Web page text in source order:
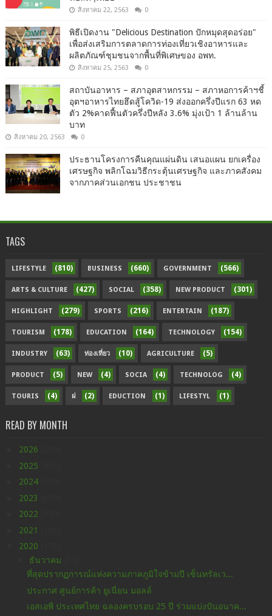
สิงหาคม 22, 2563 0
พิธีเปิดงาน "Delicious Destination ปักหมุดสุดอร่อย"
เพื่อส่งเสริมการตลาดการท่องเที่ยวเชิงอาหารและ
ผลิตภัณฑ์ชุมชนจากพื้นที่พิเศษของ อพท.
สิงหาคม 25, 2563 0
สถาบันอาหาร – สภาอุตสาหกรรม – สภาหอการค้าฯชี้
อุตฯอาหารไทยฮึดสู้โควิด-19 ส่งออกครึ่งปีแรก 63 หด
ตัว 2%คาดฟื้นตัวครึ่งปีหลัง 3.6% มุ่งเป้า 1 ล้านล้าน
บาท
สิงหาคม 20, 2563 0
ประธานโครงการคืนคุณแผ่นดิน เสนอแผน ยกเครื่อง
เศรษฐกิจ พลิกโฉมวิธีกระตุ้นเศรษฐกิจ และภาคสังคม
จากภาคส่วนเอกชน ประชาชน
TAGS
LIFESTYLE (810) BUSINESS (660) GOVERNMENT (566)
ARTS & CULTURE (427) SOCIAL (358) NEW PRODUCT (301)
HIGHLIGHT (279) SPORTS (216) ENTERTAIN (187)
TOURISM (178) EDUCATION (164) TECHNOLOGY (154)
INDUSTRY (63) ท่องเที่ยว (10) AGRICULTURE (5)
PRODUCT (5) NEW (4) SOCIA (4) TECHNOLOG (4)
TOURIS (4) ฝ (2) EDUCTION (1) LIFESTYL (1)
READ BY MONTH
2026
2025
2024
2023
2022
2021
2020
ธันวาคม
ที่สุดปรากฏการณ์แห่งความภาคภูมิใจข้ามปี เซ็นทรัลเว...
ประกาศ ศูนย์การค้า ยูเนี่ยน มอลล์
เอสเอพี ประเทศไทย ฉลองครบรอบ 25 ปี ร่วมแบ่งปันอนาค...